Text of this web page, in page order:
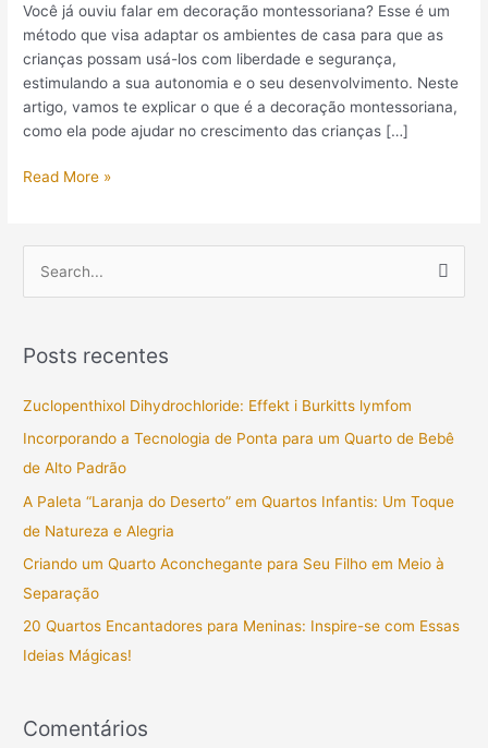
Você já ouviu falar em decoração montessoriana? Esse é um
método que visa adaptar os ambientes de casa para que as
crianças possam usá-los com liberdade e segurança,
estimulando a sua autonomia e o seu desenvolvimento. Neste
artigo, vamos te explicar o que é a decoração montessoriana,
como ela pode ajudar no crescimento das crianças […]
Read More »
q
r
p
o
r
:
Posts recentes
Zuclopenthixol Dihydrochloride: Effekt i Burkitts lymfom
Incorporando a Tecnologia de Ponta para um Quarto de Bebê
de Alto Padrão
A Paleta “Laranja do Deserto” em Quartos Infantis: Um Toque
de Natureza e Alegria
Criando um Quarto Aconchegante para Seu Filho em Meio à
Separação
20 Quartos Encantadores para Meninas: Inspire-se com Essas
Ideias Mágicas!
Comentários